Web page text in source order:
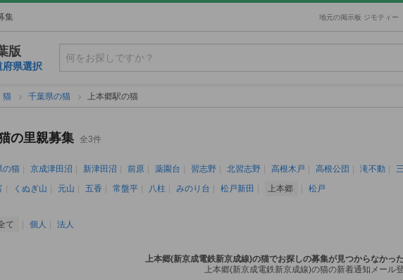
集 地元の掲示板 ジモティー
版
府県選択
猫 千葉県の猫 上本郷駅の猫
の里親募集 全3件
の猫 京成津田沼 新津田沼 前原 薬園台 習志野 北習志野 高根木戸 高根公団 滝不動
くぬぎ山 元山 五香 常盤平 八柱 みのり台 松戸新田 上本郷 松戸
て 個人 法人
上本郷(新京成電鉄新京成線)の猫でお探しの募集が見つからなかっ
上本郷(新京成電鉄新京成線)の猫の新着通知メール